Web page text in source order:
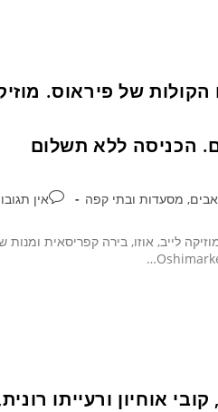
של פיראוס.
הכניסה ללא תשלום
מסעדות ובתי קפה אין
לייב, אוזו, בירה קפריסאית
אוחיון ורעייתו